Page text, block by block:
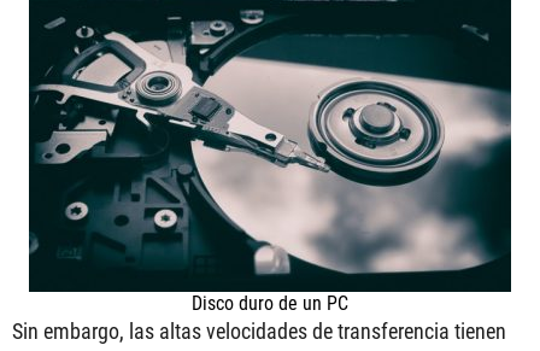
Disco duro de un PC
Sin embargo, las altas velocidades de transferencia tienen